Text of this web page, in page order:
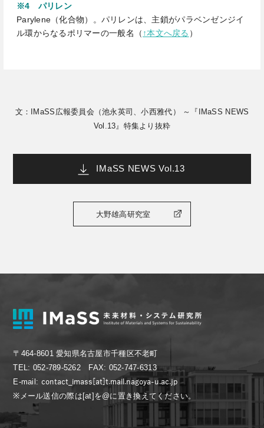
※4 パリレン
Parylene（化合物）。パリレンは、主鎖がパラベンゼンジイ
ル環からなるポリマーの一般名
（ ↑本文へ戻る ）
文：IMaSS広報委員会（池永英司、小西雅代） ～『IMaSS NEWS
Vol.13』特集より抜粋
IMaSS NEWS Vol.13
大野雄高研究室
〒464-8601 愛知県名古屋市千種区不老町
TEL: 052-789-5262 FAX: 052-747-6313
E-mail:
※メール送信の際は[at]を@に置き換えてください。